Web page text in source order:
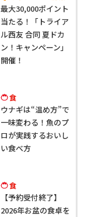
最大30,000ポイント
当たる！「トライア
ル西友 合同 夏ドカ
ン！キャンペーン」
開催！
食
ウナギは“温め方”で
一味変わる！魚のプ
ロが実践するおいし
い食べ方
食
【予約受付終了】
2026年お盆の食卓を